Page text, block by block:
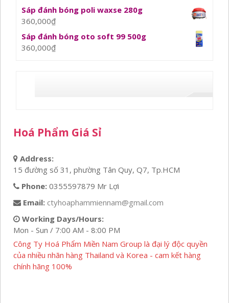
Sáp đánh bóng poli waxse 280g
360,000₫
Sáp đánh bóng oto soft 99 500g
360,000₫
Hoá Phẩm Giá Sỉ
Address:
15 đường số 31, phường Tân Quy, Q7, Tp.HCM
Phone: 0355597879 Mr Lợi
Email: ctyhoaphammiennam@gmail.com
Working Days/Hours:
Mon - Sun / 7:00 AM - 8:00 PM
Công Ty Hoá Phẩm Miền Nam Group là đại lý độc quyền
của nhiều nhãn hàng Thailand và Korea - cam kết hàng
chính hãng 100%